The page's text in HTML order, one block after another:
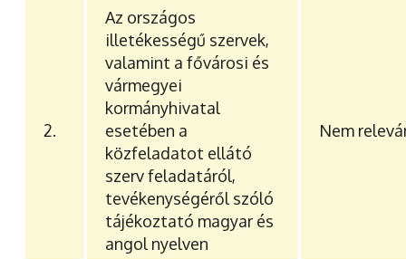
2.
Az országos
illetékességű szervek,
valamint a fővárosi és
vármegyei
kormányhivatal
esetében a
közfeladatot ellátó
szerv feladatáról,
tevékenységéről szóló
tájékoztató magyar és
angol nyelven
Nem